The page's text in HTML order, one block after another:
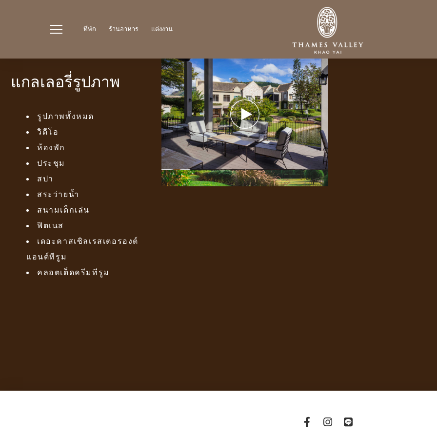
ที่พัก ร้านอาหาร แต่งงาน
แกลเลอรี่รูปภาพ
รูปภาพทั้งหมด
วิดีโอ
ห้องพัก
ประชุม
สปา
สระว่ายน้ำ
สนามเด็กเล่น
ฟิตเนส
เดอะคาสเซิลเรสเตอรองต์
แอนด์ทีรูม
คลอตเต็ดครีมทีรูม